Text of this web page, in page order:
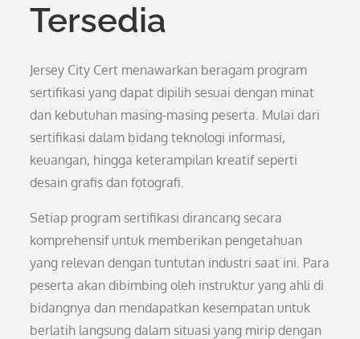
Tersedia
Jersey City Cert menawarkan beragam program
sertifikasi yang dapat dipilih sesuai dengan minat
dan kebutuhan masing-masing peserta. Mulai dari
sertifikasi dalam bidang teknologi informasi,
keuangan, hingga keterampilan kreatif seperti
desain grafis dan fotografi.
Setiap program sertifikasi dirancang secara
komprehensif untuk memberikan pengetahuan
yang relevan dengan tuntutan industri saat ini. Para
peserta akan dibimbing oleh instruktur yang ahli di
bidangnya dan mendapatkan kesempatan untuk
berlatih langsung dalam situasi yang mirip dengan